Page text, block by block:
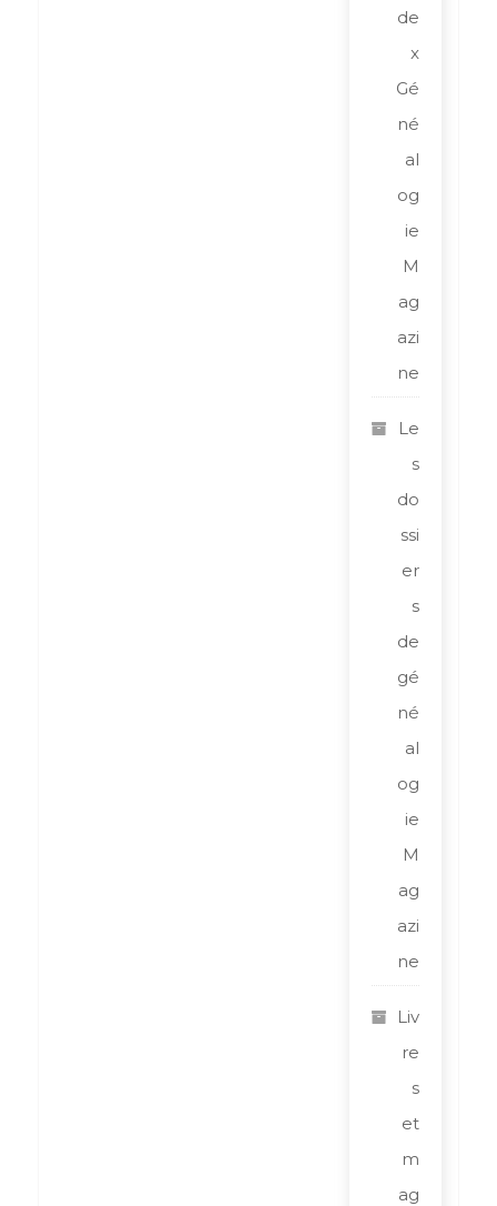
de
x
Gé
né
al
og
ie
M
ag
azi
ne
Le
s
do
ssi
er
s
de
gé
né
al
og
ie
M
ag
azi
ne
Liv
re
s
et
m
ag